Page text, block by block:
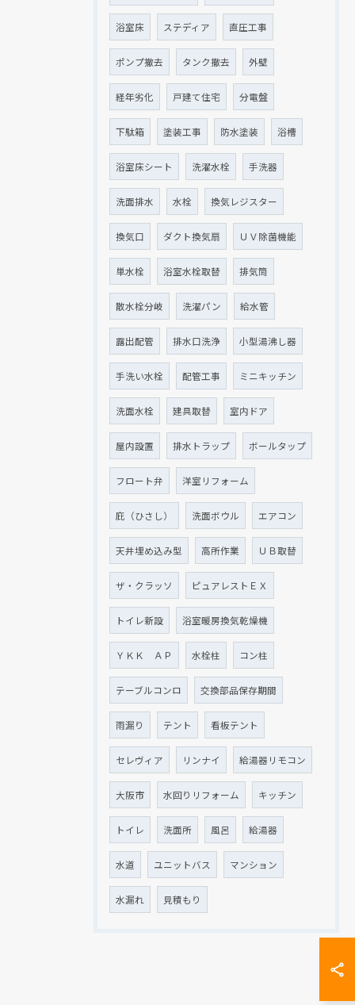
浴室床 ステディア 直圧工事
ポンプ撤去 タンク撤去 外壁
経年劣化 戸建て住宅 分電盤
下駄箱 塗装工事 防水塗装 浴槽
浴室床シート 洗濯水栓 手洗器
洗面排水 水栓 換気レジスター
換気口 ダクト換気扇 ＵＶ除菌機能
単水栓 浴室水栓取替 排気筒
散水栓分岐 洗濯パン 給水管
露出配管 排水口洗浄 小型湯沸し器
手洗い水栓 配管工事 ミニキッチン
洗面水栓 建具取替 室内ドア
屋内設置 排水トラップ ボールタップ
フロート弁 洋室リフォーム
庇（ひさし） 洗面ボウル エアコン
天井埋め込み型 高所作業 ＵＢ取替
ザ・クラッソ ピュアレストＥＸ
トイレ新設 浴室暖房換気乾燥機
ＹＫＫ ＡＰ 水栓柱 コン柱
テーブルコンロ 交換部品保存期間
雨漏り テント 看板テント
セレヴィア リンナイ 給湯器リモコン
大阪市 水回りリフォーム キッチン
トイレ 洗面所 風呂 給湯器
水道 ユニットバス マンション
水漏れ 見積もり